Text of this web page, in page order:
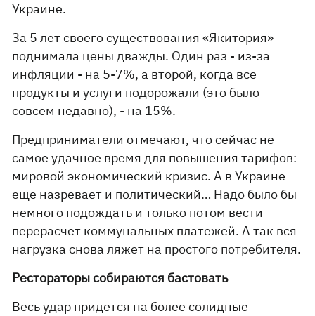
Украине.
За 5 лет своего существования «Якитория»
поднимала цены дважды. Один раз - из-за
инфляции - на 5-7%, а второй, когда все
продукты и услуги подорожали (это было
совсем недавно), - на 15%.
Предприниматели отмечают, что сейчас не
самое удачное время для повышения тарифов:
мировой экономический кризис. А в Украине
еще назревает и политический… Надо было бы
немного подождать и только потом вести
перерасчет коммунальных платежей. А так вся
нагрузка снова ляжет на простого потребителя.
Рестораторы собираются бастовать
Весь удар придется на более солидные